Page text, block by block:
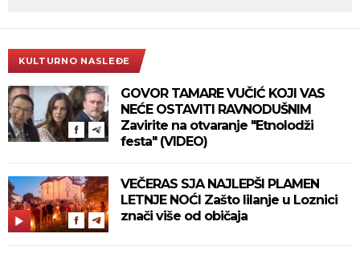
KULTURNO NASLEĐE
GOVOR TAMARE VUČIĆ KOJI VAS
NEĆE OSTAVITI RAVNODUŠNIM
Zavirite na otvaranje "Etnolodži
festa" (VIDEO)
VEČERAS SJA NAJLEPŠI PLAMEN
LETNJE NOĆI Zašto lilanje u Loznici
znači više od običaja